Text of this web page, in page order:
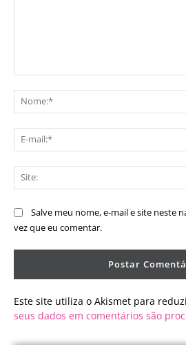
Salve meu nome, e-mail e site neste
vez que eu comentar.
Este site utiliza o Akismet para
seus dados em comentários são